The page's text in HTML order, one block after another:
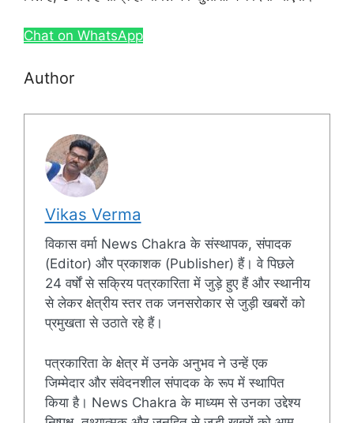
Chat on WhatsApp
Author
Vikas Verma
विकास वर्मा News Chakra के संस्थापक, संपादक
(Editor) और प्रकाशक (Publisher) हैं। वे पिछले
24 वर्षों से सक्रिय पत्रकारिता में जुड़े हुए हैं और स्थानीय
से लेकर क्षेत्रीय स्तर तक जनसरोकार से जुड़ी खबरों को
प्रमुखता से उठाते रहे हैं।
पत्रकारिता के क्षेत्र में उनके अनुभव ने उन्हें एक
जिम्मेदार और संवेदनशील संपादक के रूप में स्थापित
किया है। News Chakra के माध्यम से उनका उद्देश्य